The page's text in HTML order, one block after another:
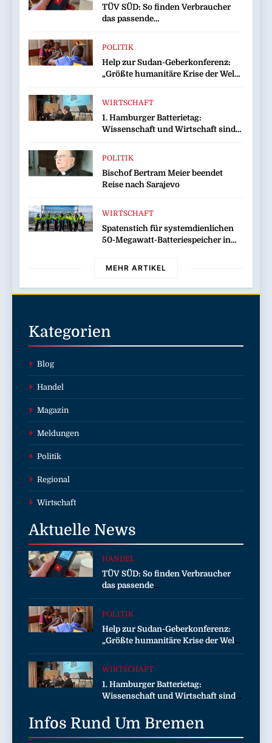
TÜV SÜD: So finden Verbraucher
das passende
POLITIK
Help zur Sudan-Geberkonferenz:
„Größte humanitäre Krise der Welt
WIRTSCHAFT
1. Hamburger Batterietag:
Wissenschaft und Wirtschaft sind
POLITIK
Bischof Bertram Meier beendet
Reise nach Sarajevo
WIRTSCHAFT
Spatenstich für systemdienlichen
50-Megawatt-Batteriespeicher in
MEHR ARTIKEL
Kategorien
Blog
Handel
Magazin
Meldungen
Politik
Regional
Wirtschaft
Aktuelle News
HANDEL
TÜV SÜD: So finden Verbraucher
das passende
Laserentfernungsmessgerät
POLITIK
Help zur Sudan-Geberkonferenz:
„Größte humanitäre Krise der Welt
weitet sich aus“
WIRTSCHAFT
1. Hamburger Batterietag:
Wissenschaft und Wirtschaft sind
braucht Speicher, nicht Stillstand
Infos Rund Um Bremen